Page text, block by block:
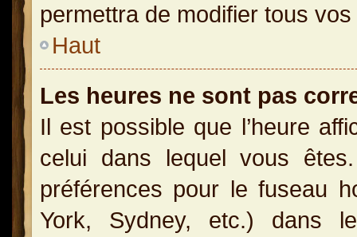
permettra de modifier tous
Haut
Les heures ne sont pas
Il est possible que l’heure
celui dans lequel vous
préférences pour le fuseau
York, Sydney, etc.) dans